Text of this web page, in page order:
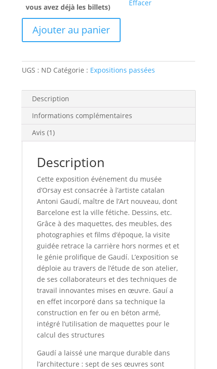
vous avez déjà les billets)
Effacer
Gaudi
Musée
Ajouter au panier
UGS : ND Catégorie : Expositions passées
Description
Informations complémentaires
Avis (1)
Description
Cette exposition événement du musée
d’Orsay est consacrée à l’artiste catalan
Antoni Gaudí, maître de l’Art nouveau, dont
Barcelone est la ville fétiche. Dessins, etc.
Grâce à des maquettes, des meubles, des
photographies et films d’époque, la visite
guidée retrace la carrière hors normes et et
le génie prolifique de Gaudí. L’exposition se
déploie au travers de l’étude de son atelier,
de ses collaborateurs et des techniques de
travail innovantes mises en œuvre. Gauí a
en effet incorporé dans sa technique la
construction en fer ou en béton armé,
intégré l’utilisation de maquettes pour le
calcul des structures
Gaudí a laissé une marque durable dans
l’architecture : sept de ses œuvres sont